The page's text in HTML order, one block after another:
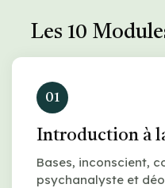
Les 10
01
Introduction à
Bases, inconscient,
psychanalyste et